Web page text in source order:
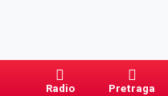
Radio Pretraga